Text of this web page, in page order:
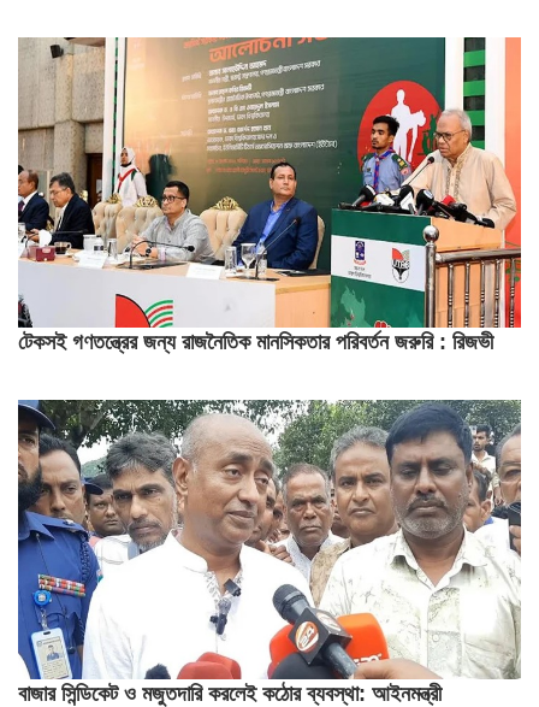
টেকসই গণতন্ত্রের জন্য রাজনৈতিক মানসিকতার পরিবর্তন জরুরি : রিজভী
বাজার সিন্ডিকেট ও মজুতদারি করলেই কঠোর ব্যবস্থা: আইনমন্ত্রী